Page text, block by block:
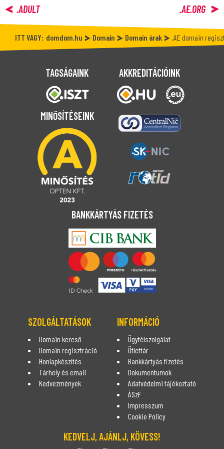
.ADULT .AE.ORG
ITT VAGY: domdom.hu Domain Domain árak .AE domain
TAGSÁGAINK
MINŐSÍTÉSEINK
AKKREDITÁCIÓINK
BANKKÁRTYÁS FIZETÉS
SZOLGÁLTATÁSOK
Domain kereső
Domain regisztráció
Honlapkészítés
Tárhely és email
Kedvezmények
INFORMÁCIÓ
Ügyfélszolgálat
Ötlettár
Bankkártyás fizetés
Dokumentumok
Adatvédelmi tájékoztató
ÁSzF
Impresszum
Cookie Policy
KEDVELJ, AJÁNLJ, KÖVESS!